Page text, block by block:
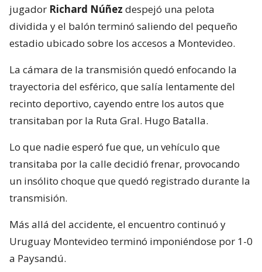
jugador Richard Núñez despejó una pelota
dividida y el balón terminó saliendo del pequeño
estadio ubicado sobre los accesos a Montevideo.
La cámara de la transmisión quedó enfocando la
trayectoria del esférico, que salía lentamente del
recinto deportivo, cayendo entre los autos que
transitaban por la Ruta Gral. Hugo Batalla.
Lo que nadie esperó fue que, un vehículo que
transitaba por la calle decidió frenar, provocando
un insólito choque que quedó registrado durante la
transmisión.
Más allá del accidente, el encuentro continuó y
Uruguay Montevideo terminó imponiéndose por 1-0
a Paysandú.